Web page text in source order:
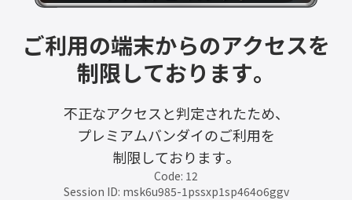
ご利用の端末からのアクセスを
制限しております。
不正なアクセスと判定されたため、
プレミアムバンダイのご利用を
制限しております。
Code: 12
Session ID: msk6u985-1pssxp1sp464o6ggv